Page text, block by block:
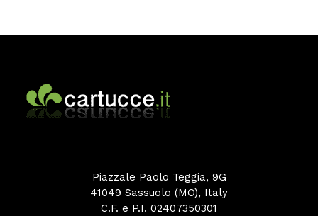
Piazzale Paolo Teggia, 9G
41049 Sassuolo (MO), Italy
C.F. e P.I. 02407350301